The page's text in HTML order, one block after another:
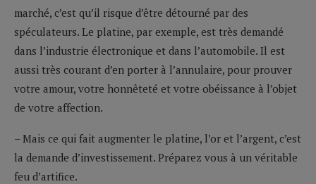
marché, c’est qu’il risque d’être détourné par des
spéculateurs. Le platine, par exemple, est très demandé
dans l’industrie électronique et dans l’automobile. Il est
aussi très courant d’en porter à l’annulaire, pour prouver
votre amour, votre honnêteté et votre obéissance à l’objet
de votre affection.
– Mais ce qui fait augmenter le platine, l’or et l’argent, c’est
la demande d’investissement. Préparez vous à un véritable
feu d’artifice.